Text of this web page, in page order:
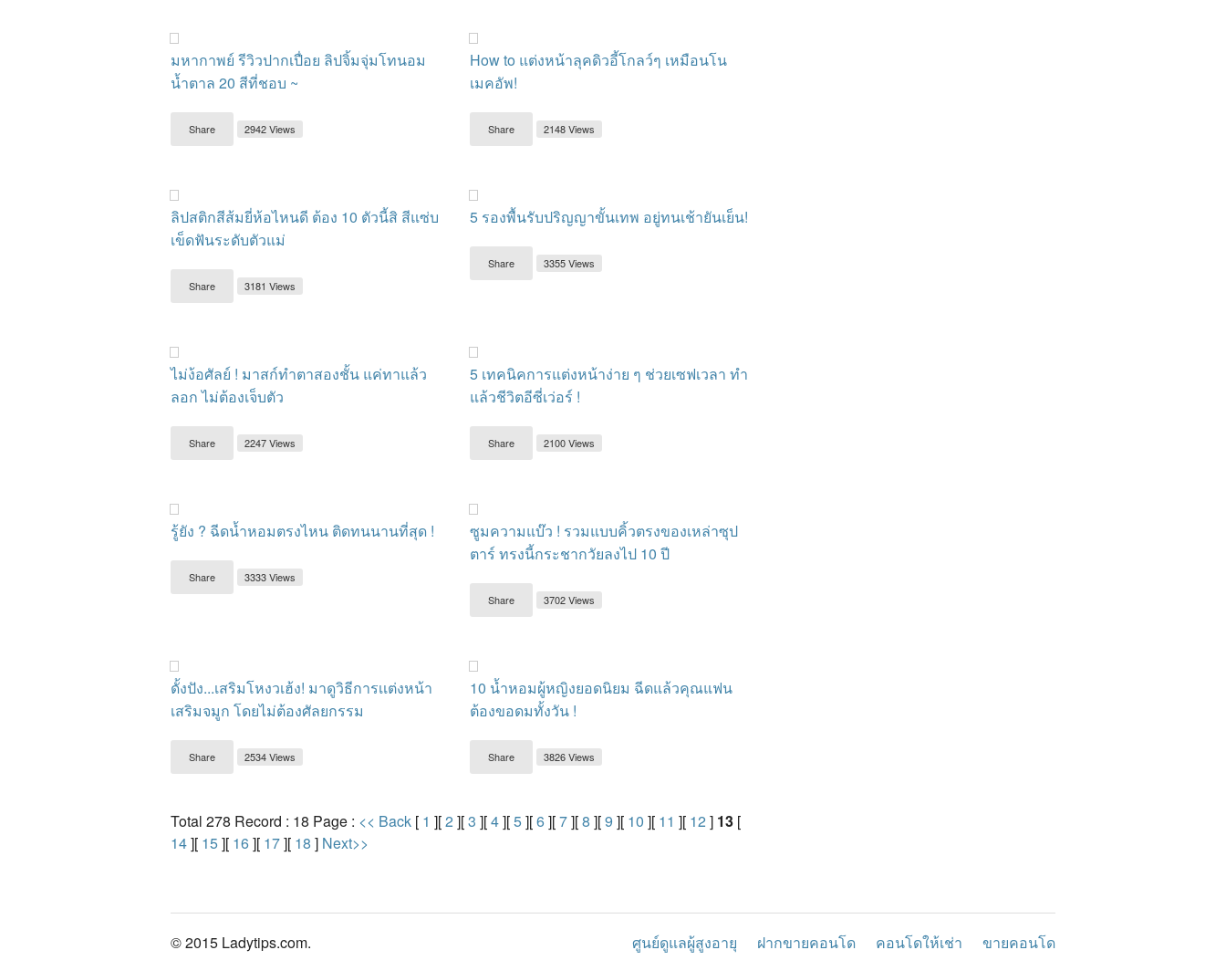
มหากาพย์ รีวิวปากเปื่อย ลิปจิ้มจุ่มโทนอม
น้ำตาล 20 สีที่ชอบ ~
Share 2942 Views
How to แต่งหน้าลุคดิวอี้โกลว์ๆ เหมือนโน
เมคอัพ!
Share 2148 Views
ลิปสติกสีส้มยี่ห้อไหนดี ต้อง 10 ตัวนี้สิ สีแซ่บ
เข็ดฟันระดับตัวแม่
Share 3181 Views
5 รองพื้นรับปริญญาขั้นเทพ อยู่ทนเช้ายันเย็น!
Share 3355 Views
ไม่ง้อศัลย์ ! มาสก์ทำตาสองชั้น แค่ทาแล้ว
ลอก ไม่ต้องเจ็บตัว
Share 2247 Views
5 เทคนิคการแต่งหน้าง่าย ๆ ช่วยเซฟเวลา ทำ
แล้วชีวิตอีซี่เว่อร์ !
Share 2100 Views
รู้ยัง ? ฉีดน้ำหอมตรงไหน ติดทนนานที่สุด !
Share 3333 Views
ซูมความแบ๊ว ! รวมแบบคิ้วตรงของเหล่าซุป
ตาร์ ทรงนี้กระชากวัยลงไป 10 ปี
Share 3702 Views
ดั้งปัง...เสริมโหงวเฮ้ง! มาดูวิธีการเเต่งหน้า
เสริมจมูก โดยไม่ต้องศัลยกรรม
Share 2534 Views
10 น้ำหอมผู้หญิงยอดนิยม ฉีดแล้วคุณแฟน
ต้องขอดมทั้งวัน !
Share 3826 Views
Total 278 Record : 18 Page : << Back [ 1 ][2 ][3 ][4][5][6][7][8 ][9 ][ 10 ][ 11 ][ 12 ] 13 [
14][ 15][ 16][ 17][ 18 ] Next>>
© 2015 Ladytips.com. ศูนย์ดูแลผู้สูงอายุ ฝากขายคอนโด คอนโดให้เช่า ขายคอนโด